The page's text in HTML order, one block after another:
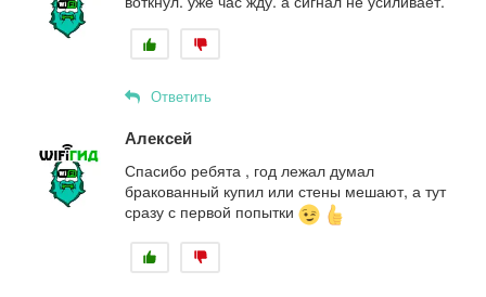
Ответить
Алексей
Спасибо ребята , год лежал думал
бракованный купил или стены мешают, а тут
сразу с первой попытки